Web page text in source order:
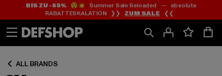
Zum
Inhalt
springen
Zum
Fußzeile
springen
BIS ZU -65%😲💥 Summer Sale Reloaded — absolute
RABATTESKALATION ❯❯ ZUM SALE ❮❮
ALL BRANDS
Zum
Produktraster
springen